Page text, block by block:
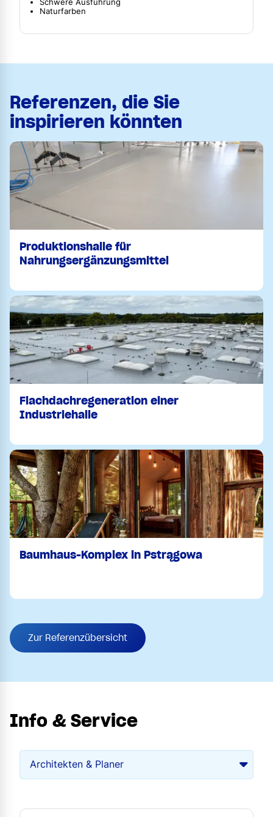
Schwere Ausführung
Naturfarben
Referenzen, die Sie
inspirieren könnten
Produktionshalle für
Nahrungsergänzungsmittel
Flachdachregeneration einer
Industriehalle
Baumhaus-Komplex in Pstrągowa
Zur Referenzübersicht
Info & Service